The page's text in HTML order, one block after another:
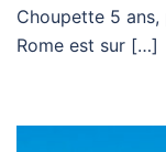
Choupette 5 ans,
Rome est sur […]